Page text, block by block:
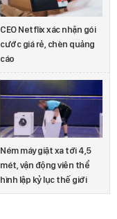
CEO Netflix xác nhận gói
cước giá rẻ, chèn quảng
cáo
Ném máy giặt xa tới 4,5
mét, vận động viên thể
hình lập kỷ lục thế giới